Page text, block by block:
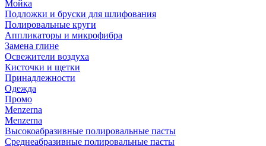
Мойка
Подложки и бруски для шлифования
Полировальные круги
Аппликаторы и микрофибра
Замена глине
Освежители воздуха
Кисточки и щетки
Принадлежности
Одежда
Промо
Menzerna
Menzerna
Высокоабразивные полировальные пасты
Среднеабразивные полировальные пасты